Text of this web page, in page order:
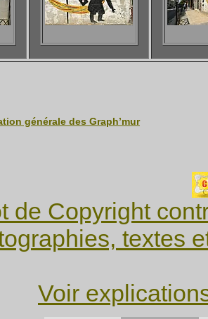
générale des Graph’mur
de Copyright
textes
Voir